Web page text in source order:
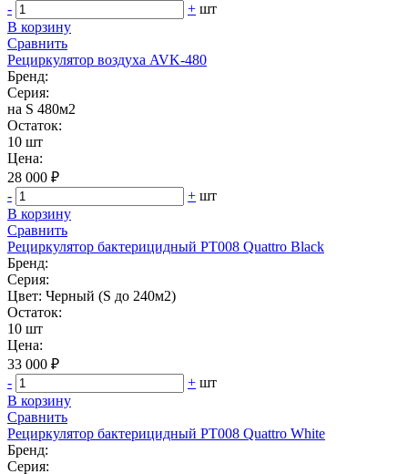
-
+ шт
В корзину
Сравнить
Рециркулятор воздуха AVK-480
Бренд:
Серия:
на S 480м2
Остаток:
10 шт
Цена:
28 000 ₽
-
+ шт
В корзину
Сравнить
Рециркулятор бактерицидный РТ008 Quattro Black
Бренд:
Серия:
Цвет: Черный (S до 240м2)
Остаток:
10 шт
Цена:
33 000 ₽
-
+ шт
В корзину
Сравнить
Рециркулятор бактерицидный РТ008 Quattro White
Бренд:
Серия: